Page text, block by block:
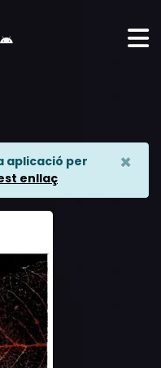
aplicació per
enllaç
×